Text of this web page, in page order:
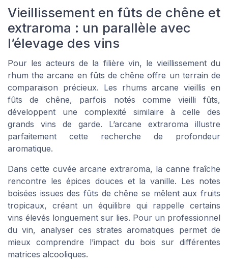
Vieillissement en fûts de chêne et
extraroma : un parallèle avec
l’élevage des vins
Pour les acteurs de la filière vin, le vieillissement du
rhum the arcane en fûts de chêne offre un terrain de
comparaison précieux. Les rhums arcane vieillis en
fûts de chêne, parfois notés comme vieilli fûts,
développent une complexité similaire à celle des
grands vins de garde. L’arcane extraroma illustre
parfaitement cette recherche de profondeur
aromatique.
Dans cette cuvée arcane extraroma, la canne fraîche
rencontre les épices douces et la vanille. Les notes
boisées issues des fûts de chêne se mêlent aux fruits
tropicaux, créant un équilibre qui rappelle certains
vins élevés longuement sur lies. Pour un professionnel
du vin, analyser ces strates aromatiques permet de
mieux comprendre l’impact du bois sur différentes
matrices alcooliques.